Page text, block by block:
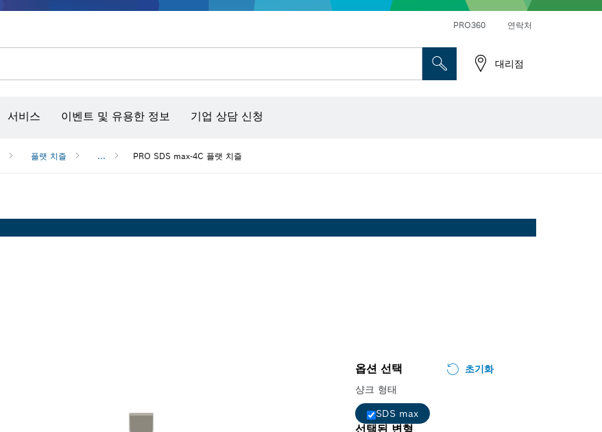
PRO360 연락처
대리점
서비스 이벤트 및 유용한 정보 기업 상담 신청
플랫 치즐 ... PRO SDS max-4C 플랫 치즐
옵션 선택
초기화
샹크 형태
SDS max
선택된 변형